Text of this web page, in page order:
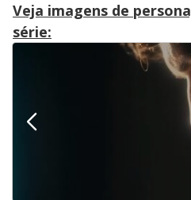
Veja imagens de
série: